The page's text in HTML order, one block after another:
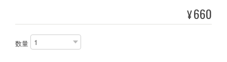
¥660
数量